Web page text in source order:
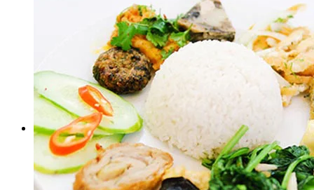
Mc Nhí
Kỳ Thủ Cờ Vua
Lập Trình Cho Trẻ Em
Robotic trẻ em
Piano Trẻ Em
Thanh Nhạc Trẻ Em
Sơ Cấp Cứu Cho Trẻ Em
Toán Tư Duy
Bếp Gia Đình
Trung Cấp CET
Kỹ Thuật Chế Biến Món Ăn
Kỹ Thuật Làm Bánh
Kỹ Thuật Pha Chế Đồ Uống
Quản Trị Khách Sạn